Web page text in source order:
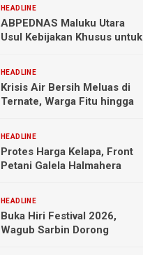
HEADLINE
ABPEDNAS Maluku Utara
Usul Kebijakan Khusus untuk
HEADLINE
Krisis Air Bersih Meluas di
Ternate, Warga Fitu hingga
HEADLINE
Protes Harga Kelapa, Front
Petani Galela Halmahera
HEADLINE
Buka Hiri Festival 2026,
Wagub Sarbin Dorong